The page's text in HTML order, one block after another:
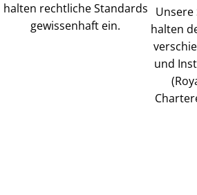
halten rechtliche Standards
gewissenhaft ein.
Unsere
halten
und